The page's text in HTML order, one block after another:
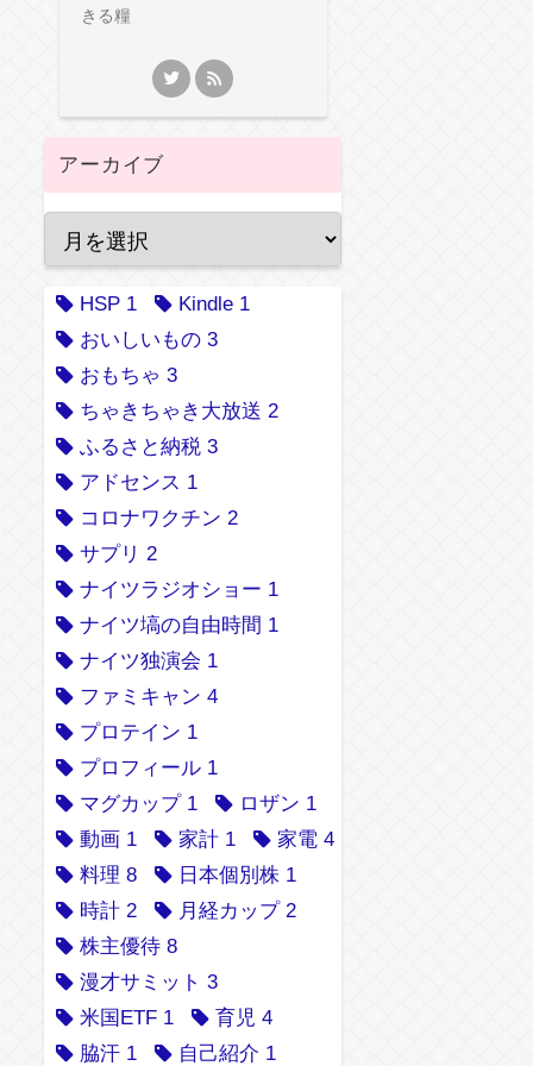
きる糧
アーカイブ
HSP 1 Kindle 1
おいしいもの 3
おもちゃ 3
ちゃきちゃき大放送 2
ふるさと納税 3
アドセンス 1
コロナワクチン 2
サプリ 2
ナイツラジオショー 1
ナイツ塙の自由時間 1
ナイツ独演会 1
ファミキャン 4
プロテイン 1
プロフィール 1
マグカップ 1 ロザン 1
動画 1 家計 1 家電 4
料理 8 日本個別株 1
時計 2 月経カップ 2
株主優待 8
漫才サミット 3
米国ETF 1 育児 4
脇汗 1 自己紹介 1